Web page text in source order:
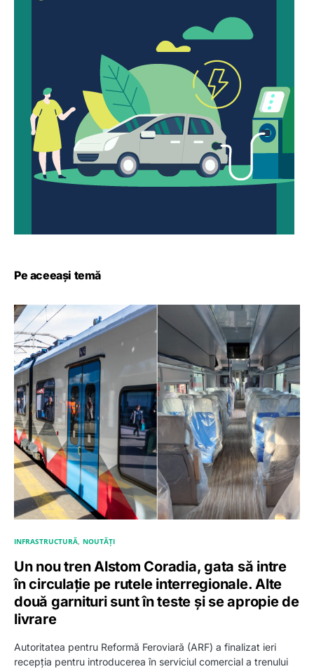
Pe aceeași temă
INFRASTRUCTURĂ NOUTĂȚI
Un nou tren Alstom Coradia, gata să intre
în circulație pe rutele interregionale. Alte
două garnituri sunt în teste și se apropie de
livrare
Autoritatea pentru Reformă Feroviară (ARF) a finalizat ieri
recepția pentru introducerea în serviciul comercial a trenului